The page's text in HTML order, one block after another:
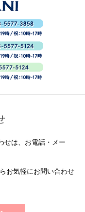
せは、お電話・メー
お気軽にお問い合わせ